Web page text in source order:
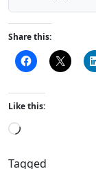
Share this:
Like this:
L
a
Tagged